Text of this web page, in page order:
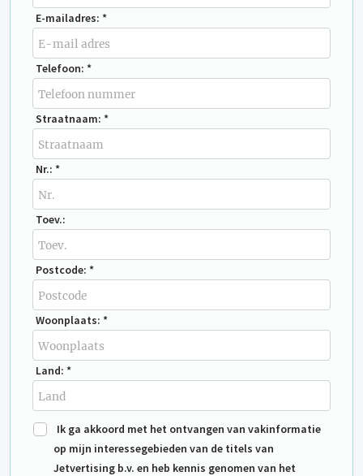
E-mailadres: *
Telefoon: *
Straatnaam: *
Nr.: *
Toev.:
Postcode: *
Woonplaats: *
Land: *
Ik ga akkoord met het ontvangen van vakinformatie
op mijn interessegebieden van de titels van
Jetvertising b.v. en heb kennis genomen van het